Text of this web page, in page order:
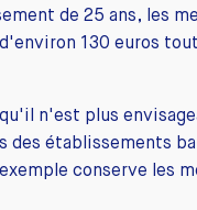
de 25 ans, les
130 euros
n'est plus
des établissements
conserve les